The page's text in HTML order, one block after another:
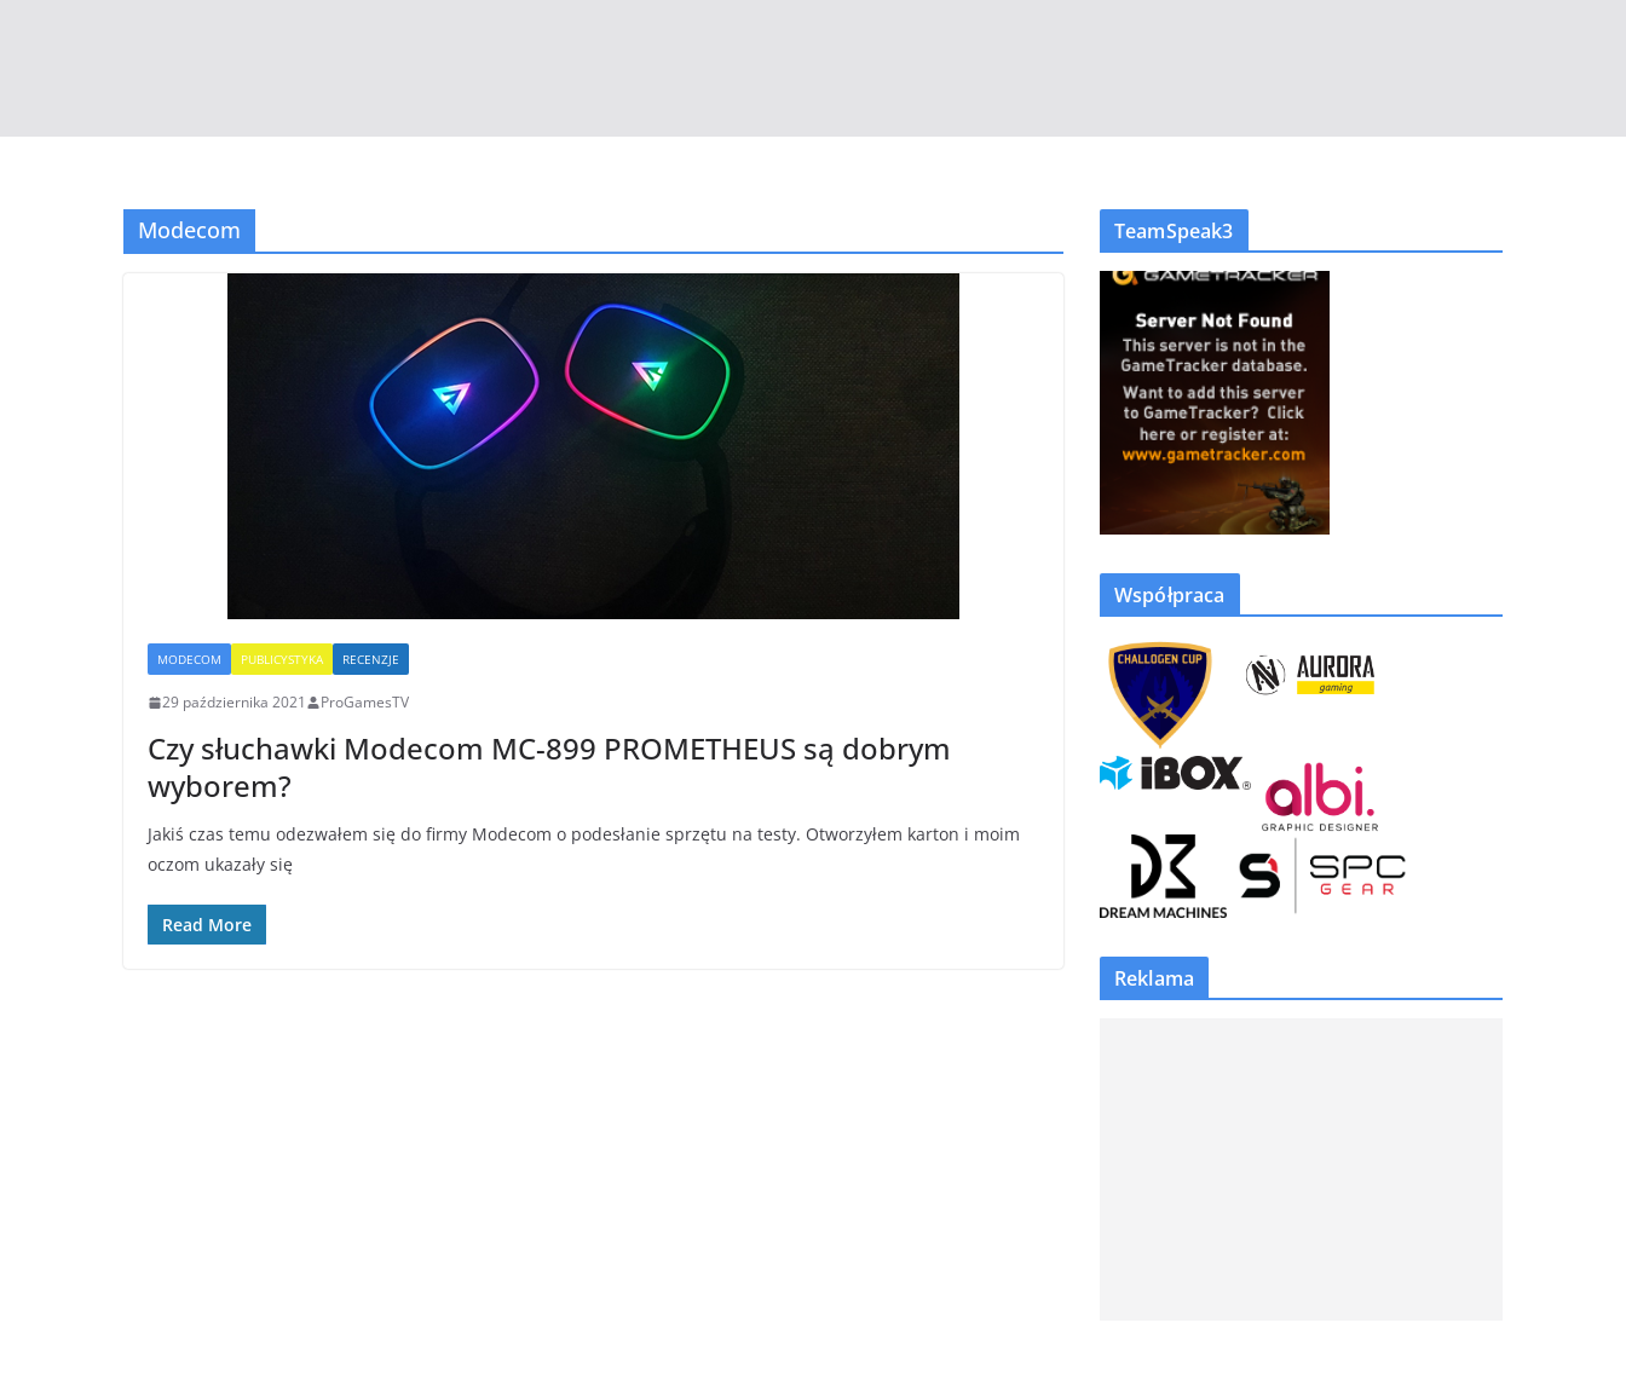
Modecom
MODECOM PUBLICYSTYKA RECENZJE
29 października 2021 ProGamesTV
Czy słuchawki Modecom MC-899 PROMETHEUS są dobrym
wyborem?
Jakiś czas temu odezwałem się do firmy Modecom o podesłanie sprzętu na testy. Otworzyłem karton i moim
oczom ukazały się
Read More
TeamSpeak3
Współpraca
Reklama